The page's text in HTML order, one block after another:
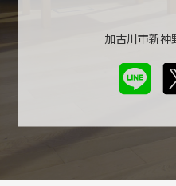
加古川市新神